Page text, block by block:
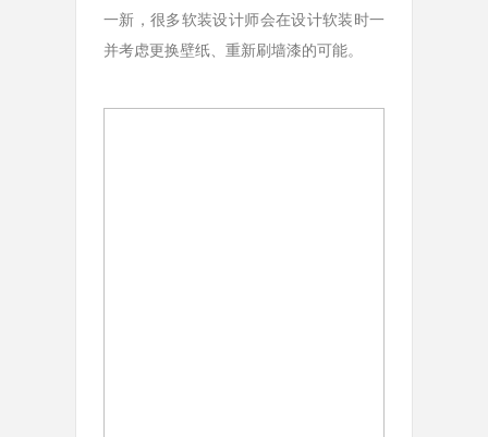
一新，很多软装设计师会在设计软装时一
并考虑更换壁纸、重新刷墙漆的可能。